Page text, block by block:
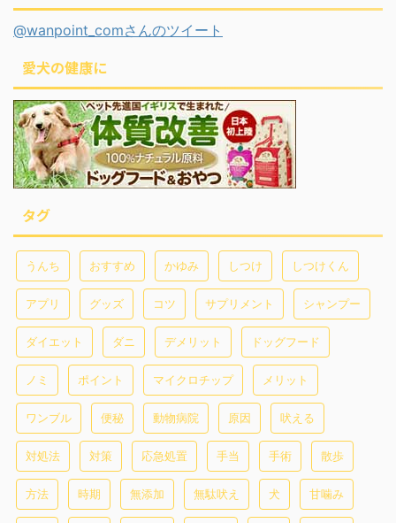
@wanpoint_comさんのツイート
愛犬の健康に
タグ
うんち おすすめ かゆみ しつけ しつけくん
アプリ グッズ コツ サプリメント シャンプー
ダイエット ダニ デメリット ドッグフード
ノミ ポイント マイクロチップ メリット
ワンブル 便秘 動物病院 原因 吠える
対処法 対策 応急処置 手当 手術 散歩
方法 時期 無添加 無駄吠え 犬 甘噛み